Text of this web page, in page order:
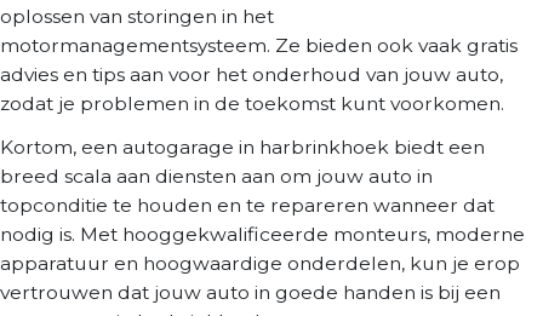
oplossen van storingen in het
motormanagementsysteem. Ze bieden ook vaak gratis
advies en tips aan voor het onderhoud van jouw auto,
zodat je problemen in de toekomst kunt voorkomen.
Kortom, een autogarage in harbrinkhoek biedt een
breed scala aan diensten aan om jouw auto in
topconditie te houden en te repareren wanneer dat
nodig is. Met hooggekwalificeerde monteurs, moderne
apparatuur en hoogwaardige onderdelen, kun je erop
vertrouwen dat jouw auto in goede handen is bij een